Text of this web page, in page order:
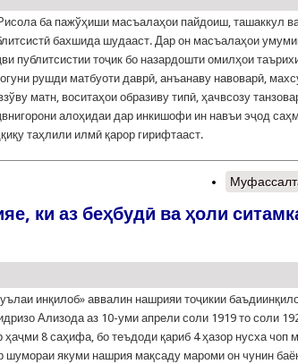
ба пажўҳиши масъалаҳои пайдоиш, ташаккул
бахшида шудааст. Дар он масъалаҳои
публитсистии тоҷик бо назардошти омилҳои
рушди матбуоти даврӣ, анъанаву навоварӣ,
матн, воситаҳои образиву типӣ, ҳачвсозу
алоҳидаи дар инкишофи ин навъи эҷод
таҳлили илмӣ қарор гирифтааст.
ки аз беҳбудӣ ва ҳоли
инқилоб» аввалин нашрияи тоҷикии
Ализода аз 10-уми апрели соли 1919 то соли
ҳаҷми 8 саҳифа, бо теъдоди қариб 4 ҳазор нусха чоп
шумораи якуми нашрия мақсаду мароми он чунин